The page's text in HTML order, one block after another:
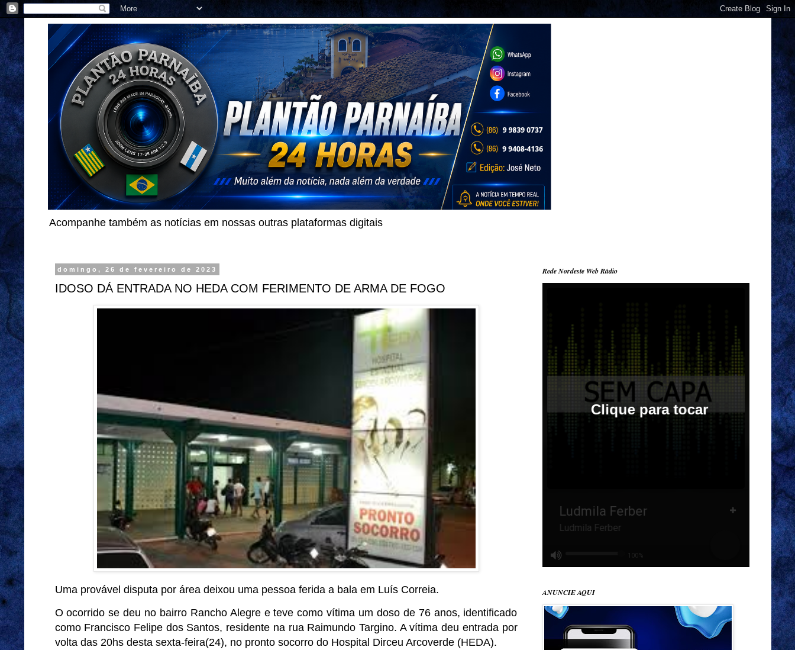
Acompanhe também as notícias em nossas outras plataformas digitais
domingo, 26 de fevereiro de 2023
IDOSO DÁ ENTRADA NO HEDA COM FERIMENTO DE ARMA DE FOGO
Uma provável disputa por área deixou uma pessoa ferida a bala em Luís Correia.
O ocorrido se deu no bairro Rancho Alegre e teve como vítima um doso de 76 anos, identificado
como Francisco Felipe dos Santos, residente na rua Raimundo Targino. A vítima deu entrada por
volta das 20hs desta sexta-feira(24), no pronto socorro do Hospital Dirceu Arcoverde (HEDA).
Rede Nordeste Web Rádio
ANUNCIE AQUI